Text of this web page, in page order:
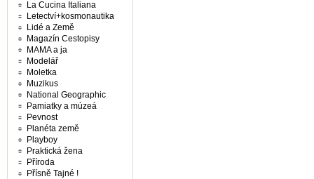
La Cucina Italiana
Letectví+kosmonautika
Lidé a Země
Magazín Cestopisy
MAMA a ja
Modelář
Moletka
Muzikus
National Geographic
Pamiatky a múzeá
Pevnost
Planéta země
Playboy
Praktická žena
Příroda
Přísně Tajné !